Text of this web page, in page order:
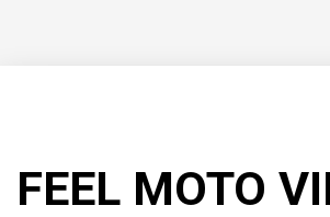
FEEL MOTO